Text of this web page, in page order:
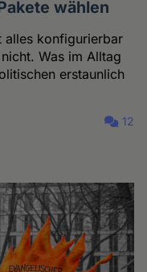
wählen
alles konfigurierbar
Was im Alltag
erstaunlich
12